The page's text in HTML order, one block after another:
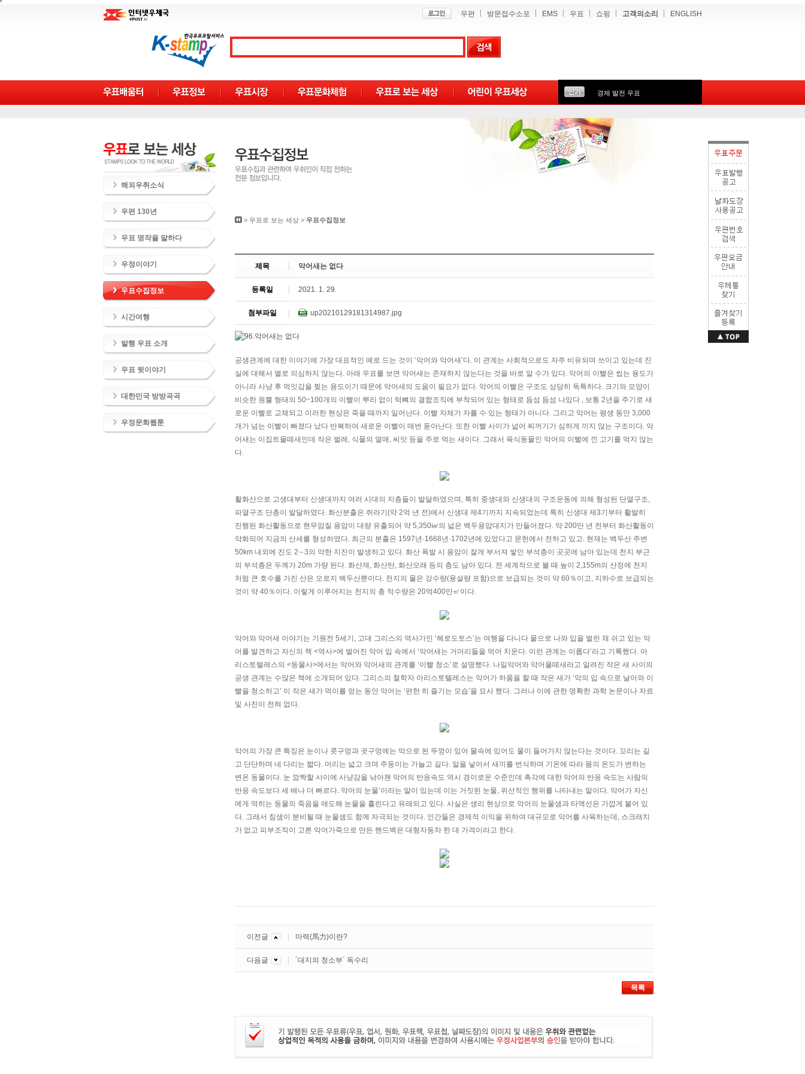
우편 방문접수소포 EMS 우표 쇼핑 고객의소리 ENGLISH
경제 발전 우표
해외우취소식
우편 130년
우표 명작을 말하다
우정이야기
우표수집정보
시간여행
발행 우표 소개
우표 뒷이야기
대한민국 방방곡곡
우정문화웹툰
> 우표로 보는 세상 > 우표수집정보
제목 악어새는 없다
등록일 2021. 1. 29.
첨부파일 up20210129181314987.jpg
공생관계에 대한 이야기에 가장 대표적인 예로 드는 것이 ‘악어와 악어새’다. 이 관계는 사회적으로도 자주 비유되며 쓰이고 있는데 진
실에 대해서 별로 의심하지 않는다. 아래 우표를 보면 악어새는 존재하지 않는다는 것을 바로 알 수가 있다. 악어의 이빨은 씹는 용도가
아니라 사냥 후 먹잇감을 찢는 용도이기 때문에 악어새의 도움이 필요가 없다. 악어의 이빨은 구조도 상당히 독특하다. 크기와 모양이
비슷한 원뿔 형태의 50~100개의 이빨이 뿌리 없이 턱뼈의 결합조직에 부착되어 있는 형태로 듬섬 듬섬 나있다 , 보통 2년을 주기로 새
로운 이빨로 교체되고 이러한 현상은 죽을 때까지 일어난다. 이빨 자체가 자를 수 있는 형태가 아니다. 그리고 악어는 평생 동안 3,000
개가 넘는 이빨이 빠졌다 났다 반복하여 새로운 이빨이 매번 돋아난다. 또한 이빨 사이가 넓어 찌꺼기가 심하게 끼지 않는 구조이다. 악
어새는 이집트물떼새인데 작은 벌레, 식물의 열매, 씨앗 등을 주로 먹는 새이다. 그래서 육식동물인 악어의 이빨에 낀 고기를 먹지 않는
다.
활화산으로 고생대부터 신생대까지 여러 시대의 지층들이 발달하였으며, 특히 중생대와 신생대의 구조운동에 의해 형성된 단열구조,
파열구조 단층이 발달하였다. 화산분출은 쥐라기(약 2억 년 전)에서 신생대 제4기까지 지속되었는데 특히 신생대 제3기부터 활발히
진행된 화산활동으로 현무암질 용암이 대량 유출되어 약 5,350㎢의 넓은 백두용암대지가 만들어졌다. 약 200만 년 전부터 화산활동이
약화되어 지금의 산세를 형성하였다. 최근의 분출은 1597년·1668년·1702년에 있었다고 문헌에서 전하고 있고. 현재는 백두산 주변
50km 내외에 진도 2∼3의 약한 지진이 발생하고 있다. 화산 폭발 시 용암이 잘게 부서져 쌓인 부석층이 곳곳에 남아 있는데 천지 부근
의 부석층은 두께가 20m 가량 된다. 화산재, 화산탄, 화산모래 등의 층도 남아 있다. 전 세계적으로 볼 때 높이 2,155m의 산정에 천지
처럼 큰 호수를 가진 산은 오로지 백두산뿐이다. 천지의 물은 강수량(융설량 포함)으로 보급되는 것이 약 60％이고, 지하수로 보급되는
것이 약 40％이다. 이렇게 이루어지는 천지의 총 적수량은 20억400만㎥이다.
악어와 악어새 이야기는 기원전 5세기, 고대 그리스의 역사가인 ‘헤로도토스’는 여행을 다니다 뭍으로 나와 입을 벌린 채 쉬고 있는 악
어를 발견하고 자신의 책 <역사>에 벌어진 악어 입 속에서 ‘악어새는 거머리들을 먹어 치운다. 이런 관계는 이롭다’라고 기록했다. 아
리스토텔레스의 <동물사>에서는 악어와 악어새의 관계를 ‘이빨 청소’로 설명했다. 나일악어와 악어물떼새라고 알려진 작은 새 사이의
공생 관계는 수많은 책에 소개되어 있다. 그리스의 철학자 아리스토텔레스는 악어가 하품을 할 때 작은 새가 ‘악의 입 속으로 날아와 이
빨을 청소하고’ 이 작은 새가 먹이를 얻는 동안 악어는 ‘편한 히 즐기는 모습’을 묘사 했다. 그러나 이에 관한 명확한 과학 논문이나 자료
및 사진이 전혀 없다.
악어의 가장 큰 특징은 눈이나 콧구멍과 귓구멍에는 막으로 된 뚜껑이 있어 물속에 있어도 물이 들어가지 않는다는 것이다. 꼬리는 길
고 단단하며 네 다리는 짧다. 머리는 넓고 크며 주둥이는 가늘고 길다. 알을 낳아서 새끼를 번식하며 기온에 따라 몸의 온도가 변하는
변온 동물이다. 눈 깜짝할 사이에 사냥감을 낚아챈 악어의 반응속도 역시 경이로운 수준인데 촉각에 대한 악어의 반응 속도는 사람의
반응 속도보다 세 배나 더 빠르다. 악어의 눈물’이라는 말이 있는데 이는 거짓된 눈물, 위선적인 행위를 나타내는 말이다. 악어가 자신
에게 먹히는 동물의 죽음을 애도해 눈물을 흘린다고 유래되고 있다. 사실은 생리 현상으로 악어의 눈물샘과 타액선은 가깝게 붙어 있
다. 그래서 침샘이 분비될 때 눈물샘도 함께 자극되는 것이다. 인간들은 경제적 이익을 위하여 대규모로 악어를 사육하는데, 스크래치
가 없고 피부조직이 고른 악어가죽으로 만든 핸드백은 대형자동차 한 대 가격이라고 한다.
이전글 마력(馬力)이란?
다음글 ´대지의 청소부´ 독수리
목록